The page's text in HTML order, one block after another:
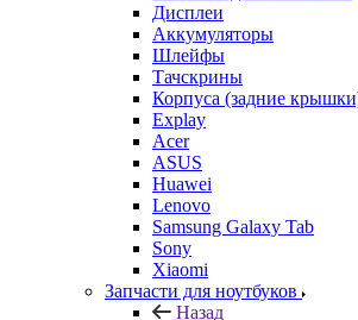
Explay
Acer
ASUS
Huawei
Lenovo
Samsung Galaxy Tab
Sony
Xiaomi
Запчасти для ноутбуков
Назад
Запчасти для ноутбуков
Зарядные устройства
Матрицы/экраны/дисплеи
Переходники и кабели
Системы охлаждения